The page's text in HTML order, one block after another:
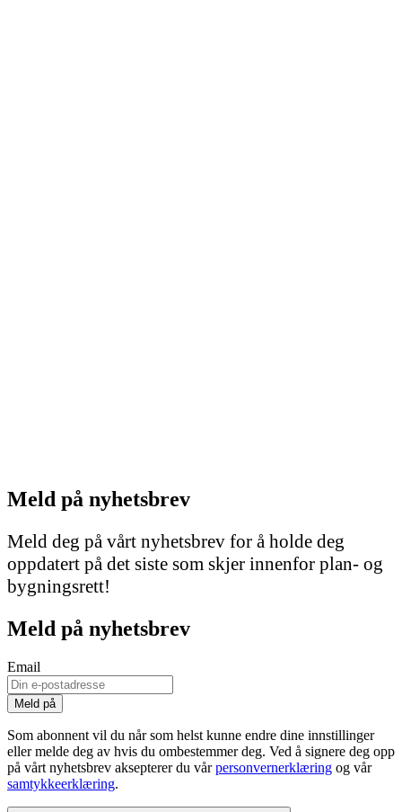
Meld på nyhetsbrev
Meld deg på vårt nyhetsbrev for å holde deg
oppdatert på det siste som skjer innenfor plan- og
bygningsrett!
Meld på nyhetsbrev
Email
Som abonnent vil du når som helst kunne endre dine innstillinger
eller melde deg av hvis du ombestemmer deg. Ved å signere deg opp
på vårt nyhetsbrev aksepterer du vårpersonvernerklæring og vår
samtykkeerklæring.